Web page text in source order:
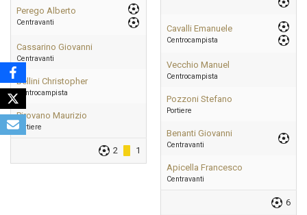
Perego Alberto
Centravanti
Cassarino Giovanni
Centravanti
Bellini Christopher
Centrocampista
Pirovano Maurizio
Portiere
2 1
Cavalli Emanuele
Centrocampista
Vecchio Manuel
Centrocampista
Pozzoni Stefano
Portiere
Benanti Giovanni
Centravanti
Apicella Francesco
Centravanti
6